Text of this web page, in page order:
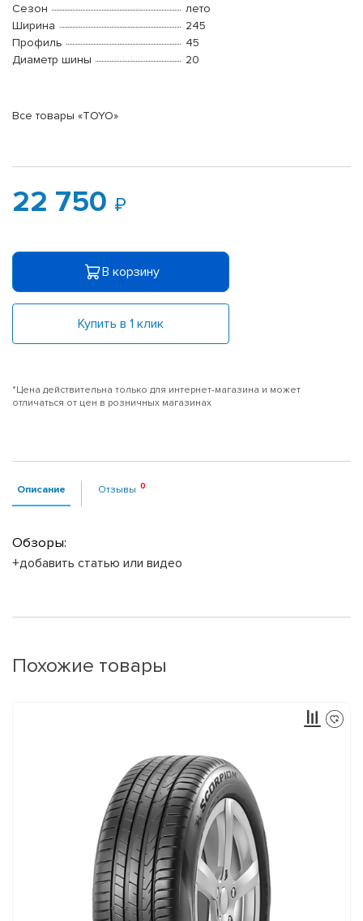
Сезон
лето
Ширина
245
Профиль
45
Диаметр шины
20
Все товары «TOYO»
22 750
В корзину
Купить в 1 клик
*Цена действительна только для интернет-магазина и может
отличаться от цен в розничных магазинах
Описание Отзывы
Обзоры:
+добавить статью или видео
Похожие товары